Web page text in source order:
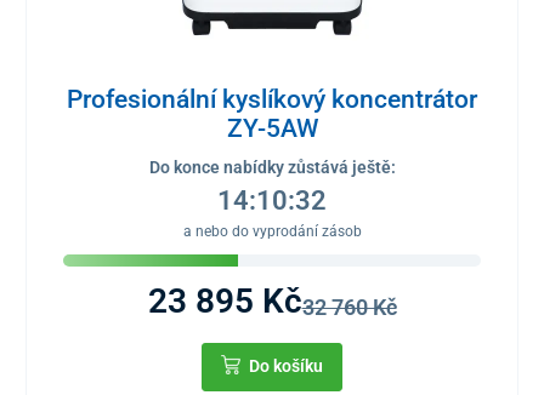
Profesionální kyslíkový koncentrátor
ZY-5AW
Do konce nabídky zůstává ještě:
14:10:32
a nebo do vyprodání zásob
23 895 Kč32 760 Kč
Do košíku